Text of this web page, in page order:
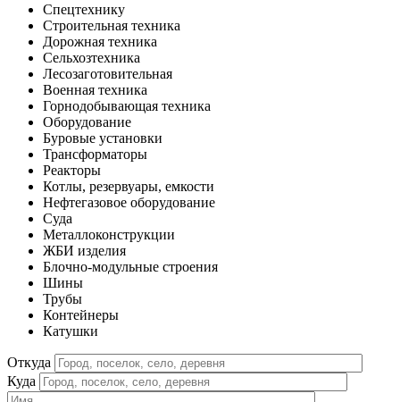
Спецтехнику
Строительная техника
Дорожная техника
Сельхозтехника
Лесозаготовительная
Военная техника
Горнодобывающая техника
Оборудование
Буровые установки
Трансформаторы
Реакторы
Котлы, резервуары, емкости
Нефтегазовое оборудование
Cуда
Металлоконструкции
ЖБИ изделия
Блочно-модульные строения
Шины
Трубы
Контейнеры
Катушки
Откуда
Куда